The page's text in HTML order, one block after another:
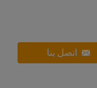
اتصل بنا